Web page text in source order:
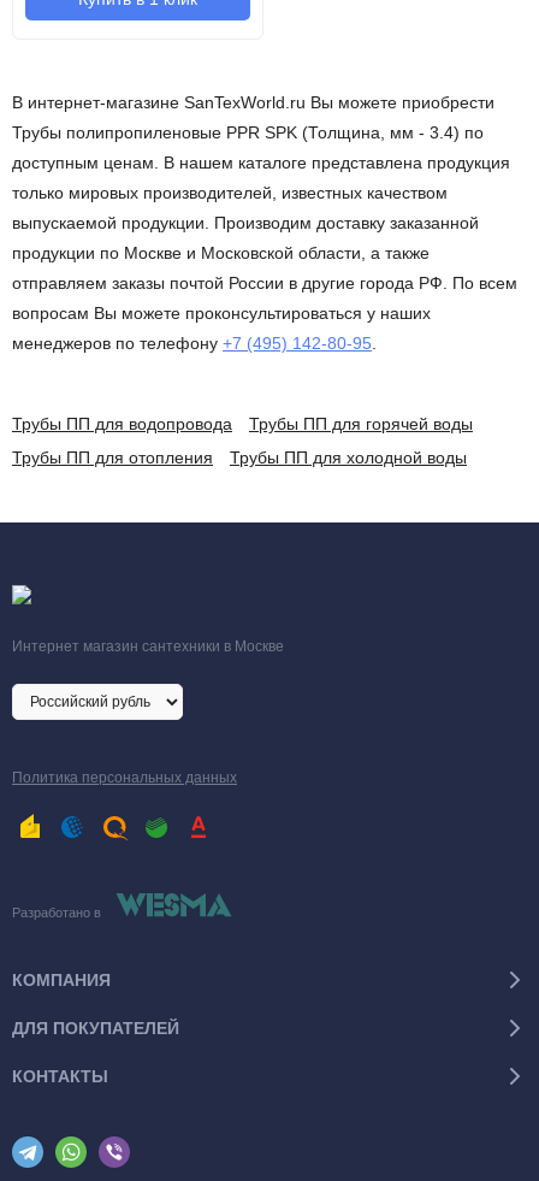
В интернет-магазине SanTexWorld.ru Вы можете приобрести
Трубы полипропиленовые PPR SPK (Толщина, мм - 3.4) по
доступным ценам. В нашем каталоге представлена продукция
только мировых производителей, известных качеством
выпускаемой продукции. Производим доставку заказанной
продукции по Москве и Московской области, а также
отправляем заказы почтой России в другие города РФ. По всем
вопросам Вы можете проконсультироваться у наших
менеджеров по телефону +7 (495) 142-80-95
Трубы ПП для водопровода
Трубы ПП для горячей воды
Трубы ПП для отопления
Трубы ПП для холодной воды
Интернет магазин сантехники в Москве
Политика персональных данных
Разработано в
КОМПАНИЯ
ДЛЯ ПОКУПАТЕЛЕЙ
КОНТАКТЫ